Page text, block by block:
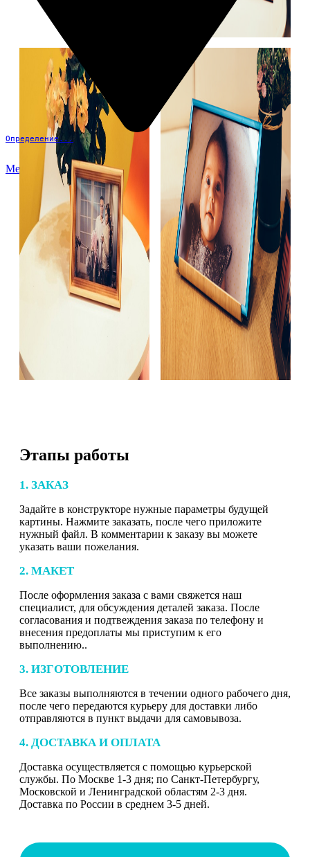
Определение...
Меню
Этапы работы
1. ЗАКАЗ
Задайте в конструкторе нужные параметры будущей
картины. Нажмите заказать, после чего приложите
нужный файл. В комментарии к заказу вы можете
указать ваши пожелания.
2. МАКЕТ
После оформления заказа с вами свяжется наш
специалист, для обсуждения деталей заказа. После
согласования и подтвеждения заказа по телефону и
внесения предоплаты мы приступим к его
выполнению..
3. ИЗГОТОВЛЕНИЕ
Все заказы выполняются в течении одного рабочего дня,
после чего передаются курьеру для доставки либо
отправляются в пункт выдачи для самовывоза.
4. ДОСТАВКА И ОПЛАТА
Доставка осуществляется с помощью курьерской
службы. По Москве 1-3 дня; по Санкт-Петербургу,
Московской и Ленинградской областям 2-3 дня.
Доставка по России в среднем 3-5 дней.